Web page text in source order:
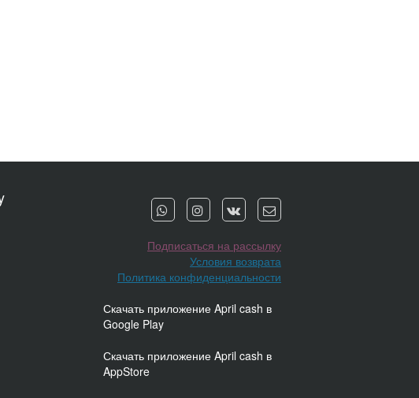
Подписаться на рассылку
Условия возврата
Политика конфиденциальности
Скачать приложение April cash в
Google Play
Скачать приложение April cash в
AppStore